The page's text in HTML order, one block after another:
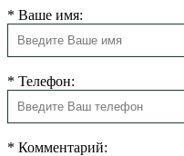
* Ваше имя:
* Телефон:
* Комментарий: